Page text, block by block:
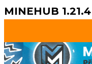
MINEHUB 1.21.4